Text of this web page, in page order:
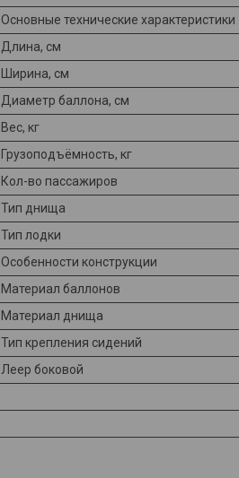
Основные технические характеристики
Длина, см
Ширина, см
Диаметр баллона, см
Вес, кг
Грузоподъёмность, кг
Кол-во пассажиров
Тип днища
Тип лодки
Особенности конструкции
Материал баллонов
Материал днища
Тип крепления сидений
Леер боковой